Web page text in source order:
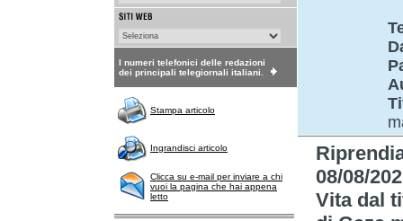
I numeri telefonici delle redazioni
dei principali telegiornali italiani.
Stampa articolo
Ingrandisci articolo
Clicca su e-mail per inviare a chi
vuoi la pagina che hai appena
letto
08/08/
Vita dal